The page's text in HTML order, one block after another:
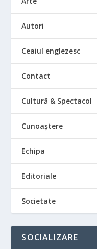
Autori
Ceaiul englezesc
Contact
Cultură & Spectacol
Cunoaștere
Echipa
Editoriale
Societate
SOCIALIZARE